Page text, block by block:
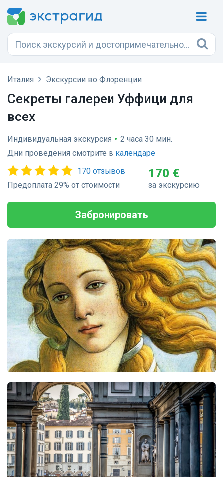
Италия Экскурсии во Флоренции
Секреты галереи Уффици для
всех
Индивидуальная экскурсия • 2 часа 30 мин.
Дни проведения смотрите в календаре
170 отзывов
Предоплата 29% от стоимости
170 €
за экскурсию
Забронировать